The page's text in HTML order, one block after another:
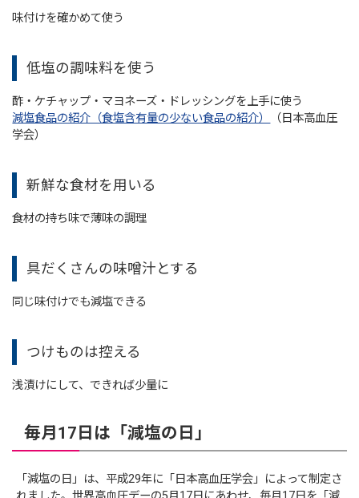
味付けを確かめて使う
低塩の調味料を使う
酢・ケチャップ・マヨネーズ・ドレッシングを上手に使う
減塩食品の紹介（食塩含有量の少ない食品の紹介）
（日本高血圧
学会）
新鮮な食材を用いる
食材の持ち味で薄味の調理
具だくさんの味噌汁とする
同じ味付けでも減塩できる
つけものは控える
浅漬けにして、できれば少量に
毎月17日は「減塩の日」
「減塩の日」は、平成29年に「日本高血圧学会」によって制定さ